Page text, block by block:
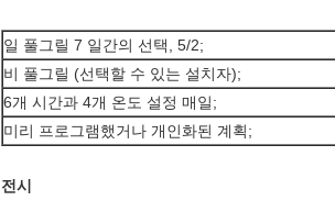
일 풀그릴 7 일간의 선택, 5/2;
비 풀그릴 (선택할 수 있는 설치자);
6개 시간과 4개 온도 설정 매일;
미리 프로그램했거나 개인화된 계획;
전시